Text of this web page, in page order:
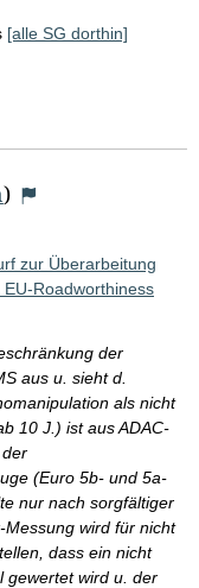
[alle SG dorthin]
)
zur Überarbeitung
Roadworthiness
der
aus u. sieht d.
als nicht
10 J.) ist aus ADAC-
(Euro 5b- und 5a-
nur nach sorgfältiger
wird für nicht
dass ein nicht
gewertet wird u. der